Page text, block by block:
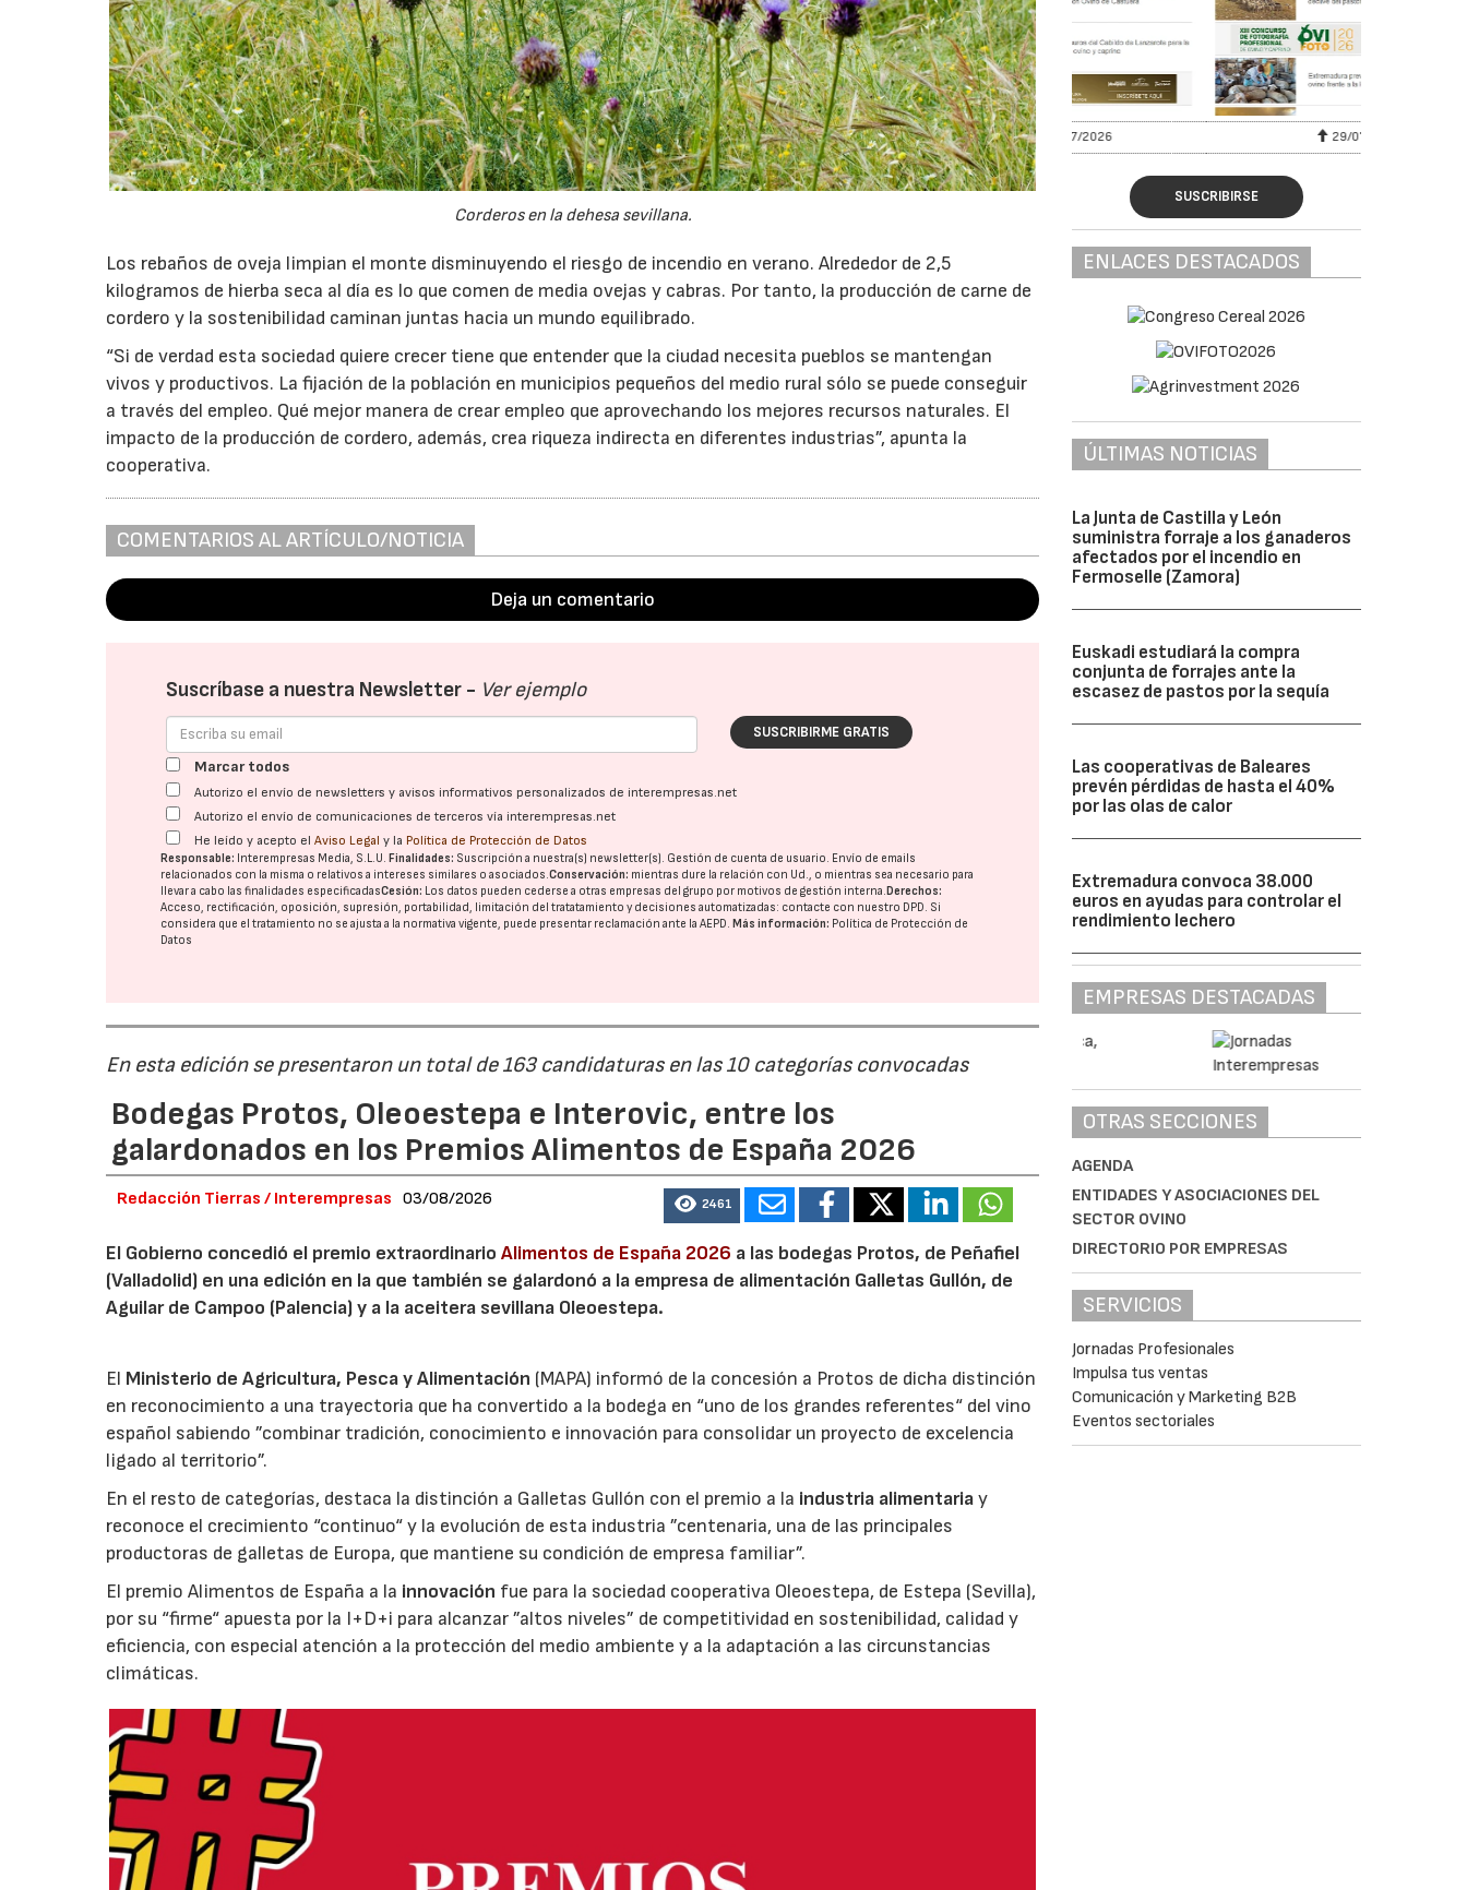
Corderos en la dehesa sevillana.
Los rebaños de oveja limpian el monte disminuyendo el riesgo de incendio en verano. Alrededor de 2,5
kilogramos de hierba seca al día es lo que comen de media ovejas y cabras. Por tanto, la producción de carne de
cordero y la sostenibilidad caminan juntas hacia un mundo equilibrado.
“Si de verdad esta sociedad quiere crecer tiene que entender que la ciudad necesita pueblos se mantengan
vivos y productivos. La fijación de la población en municipios pequeños del medio rural sólo se puede conseguir
a través del empleo. Qué mejor manera de crear empleo que aprovechando los mejores recursos naturales. El
impacto de la producción de cordero, además, crea riqueza indirecta en diferentes industrias”, apunta la
cooperativa.
COMENTARIOS AL ARTÍCULO/NOTICIA
Deja un comentario
Suscríbase a nuestra Newsletter - Ver ejemplo
SUSCRIBIRME GRATIS
Marcar todos
Autorizo el envío de newsletters y avisos informativos personalizados de interempresas.net
Autorizo el envío de comunicaciones de terceros vía interempresas.net
He leído y acepto elAviso Legal y la Política de Protección de Datos
Responsable: Interempresas Media, S.L.U.Finalidades: Suscripción a nuestra(s) newsletter(s). Gestión de cuenta de usuario. Envío de emails
relacionados con la misma o relativos a intereses similares o asociados.Conservación: mientras dure la relación con Ud., o mientras sea necesario para
llevar a cabo las finalidades especificadasCesión: Los datos pueden cederse a otras empresas del grupo por motivos de gestión interna.Derechos:
Acceso, rectificación, oposición, supresión, portabilidad, limitación del tratatamiento y decisiones automatizadas: contacte con nuestro DPD. Si
considera que el tratamiento no se ajusta a la normativa vigente, puede presentar reclamación ante laAEPD.Más información: Política de Protección de
Datos
En esta edición se presentaron un total de 163 candidaturas en las 10 categorías convocadas
Bodegas Protos, Oleoestepa e Interovic, entre los
galardonados en los Premios Alimentos de España 2026
Redacción Tierras / Interempresas 03/08/2026 2461
El Gobierno concedió el premio extraordinarioAlimentos de España 2026 a las bodegas Protos, de Peñafiel
(Valladolid) en una edición en la que también se galardonó a la empresa de alimentación Galletas Gullón, de
Aguilar de Campoo (Palencia) y a la aceitera sevillana Oleoestepa.
El Ministerio de Agricultura, Pesca y Alimentación (MAPA) informó de la concesión a Protos de dicha distinción
en reconocimiento a una trayectoria que ha convertido a la bodega en “uno de los grandes referentes“ del vino
español sabiendo ”combinar tradición, conocimiento e innovación para consolidar un proyecto de excelencia
ligado al territorio”.
En el resto de categorías, destaca la distinción a Galletas Gullón con el premio a la industria alimentariay
reconoce el crecimiento “continuo“ y la evolución de esta industria ”centenaria, una de las principales
productoras de galletas de Europa, que mantiene su condición de empresa familiar”.
El premio Alimentos de España a la innovación fue para la sociedad cooperativa Oleoestepa, de Estepa (Sevilla),
por su “firme“ apuesta por la I+D+i para alcanzar ”altos niveles” de competitividad en sostenibilidad, calidad y
eficiencia, con especial atención a la protección del medio ambiente y a la adaptación a las circunstancias
climáticas.
22/07/2026
SUSCRIBIRSE
ENLACES DESTACADOS
ÚLTIMAS NOTICIAS
La Junta de Castilla y León
suministra forraje a los ganaderos
afectados por el incendio en
Fermoselle (Zamora)
Euskadi estudiará la compra
conjunta de forrajes ante la
escasez de pastos por la sequía
Las cooperativas de Baleares
prevén pérdidas de hasta el 40%
por las olas de calor
Extremadura convoca 38.000
euros en ayudas para controlar el
rendimiento lechero
EMPRESAS DESTACADAS
OTRAS SECCIONES
AGENDA
ENTIDADES Y ASOCIACIONES DEL
SECTOR OVINO
DIRECTORIO POR EMPRESAS
SERVICIOS
Jornadas Profesionales
Impulsa tus ventas
Comunicación y Marketing B2B
Eventos sectoriales